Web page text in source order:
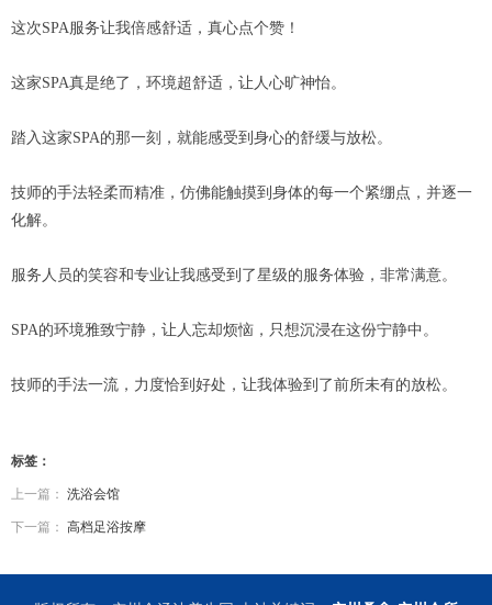
这次SPA服务让我倍感舒适，真心点个赞！
这家SPA真是绝了，环境超舒适，让人心旷神怡。
踏入这家SPA的那一刻，就能感受到身心的舒缓与放松。
技师的手法轻柔而精准，仿佛能触摸到身体的每一个紧绷点，并逐一
化解。
服务人员的笑容和专业让我感受到了星级的服务体验，非常满意。
SPA的环境雅致宁静，让人忘却烦恼，只想沉浸在这份宁静中。
技师的手法一流，力度恰到好处，让我体验到了前所未有的放松。
标签：
上一篇： 洗浴会馆
下一篇： 高档足浴按摩